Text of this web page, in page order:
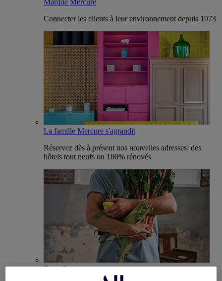
Marque Mercure
Connecter les clients à leur environnement depuis 1973
La famille Mercure s'agrandit
Réservez dès à présent nos nouvelles adresses: des
hôtels tout neufs ou 100% rénovés
Bons & vivants